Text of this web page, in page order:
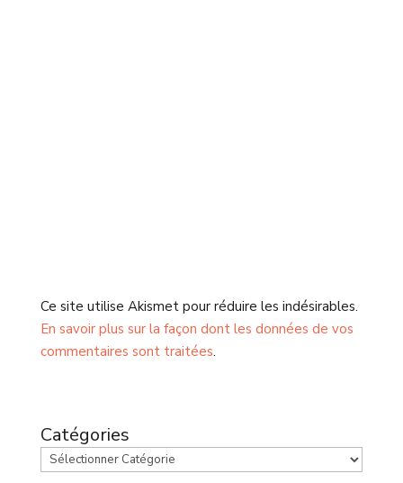
Ce site utilise Akismet pour réduire les indésirables.
En savoir plus sur la façon dont les données de vos
commentaires sont traitées.
Catégories